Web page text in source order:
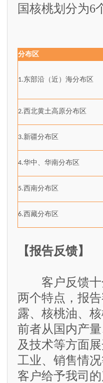
国核桃划分为6
分布区
1.东部沿（近）海分布区
2.西北黄土高原分布区
3.新疆分布区
4.华中、华南分布区
5.西南分布区
6.西藏分布区
【报告反馈】
客户反馈十
两个特点，报
露、核桃油、
前者从国内产
及技术等方面
工业、销售情
客户给予我司